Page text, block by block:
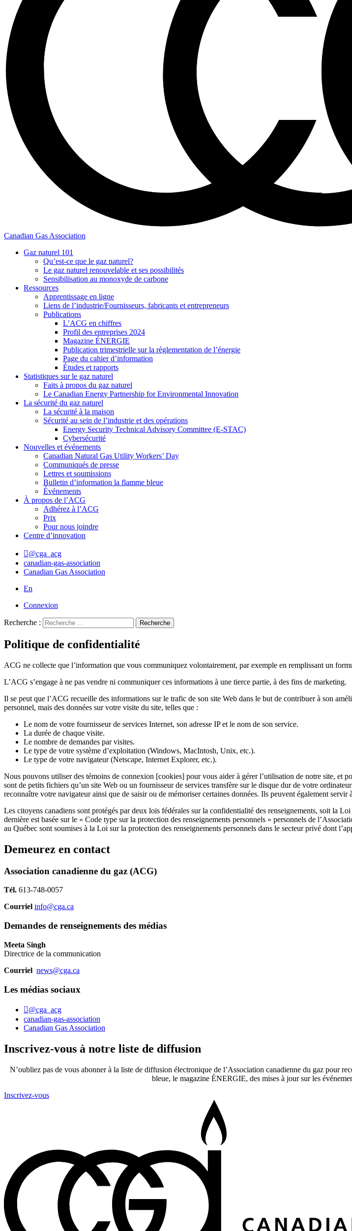
Canadian Gas Association
Gaz naturel 101
Qu’est-ce que le gaz naturel?
Le gaz naturel renouvelable et ses possibilités
Sensibilisation au monoxyde de carbone
Ressources
Apprentissage en ligne
Liens de l’industrie/Fournisseurs, fabricants et entrepreneurs
Publications
L’ACG en chiffres
Profil des entreprises 2024
Magazine ÉNERGIE
Publication trimestrielle sur la règlementation de l’énergie
Page du cahier d’information
Études et rapports
Statistiques sur le gaz naturel
Faits à propos du gaz naturel
Le Canadian Energy Partnership for Environmental Innovation
La sécurité du gaz naturel
La sécurité à la maison
Sécurité au sein de l’industrie et des opérations
Energy Security Technical Advisory Committee (E-STAC)
Cybersécurité
Nouvelles et événements
Canadian Natural Gas Utility Workers’ Day
Communiqués de presse
Lettres et soumissions
Bulletin d’information la flamme bleue
Événements
À propos de l’ACG
Adhérez à l’ACG
Prix
Pour nous joindre
Centre d’innovation
@cga_acg
canadian-gas-association
Canadian Gas Association
En
Connexion
Recherche : Recherche
Politique de confidentialité
ACG ne collecte que l’information que vous communiquez volontairement, par exemple en remplissant un
L’ACG s’engage à ne pas vendre ni communiquer ces informations à une tierce partie, à des fins de marketing.
Il se peut que l’ACG recueille des informations sur le trafic de son site Web dans le but de contribuer à son
personnel, mais des données sur votre visite du site, telles que :
Le nom de votre fournisseur de services Internet, son adresse IP et le nom de son service.
La durée de chaque visite.
Le nombre de demandes par visites.
Le type de votre système d’exploitation (Windows, MacIntosh, Unix, etc.).
Le type de votre navigateur (Netscape, Internet Explorer, etc.).
Nous pouvons utiliser des témoins de connexion [cookies] pour vous aider à gérer l’utilisation de notre site, et
sont de petits fichiers qu’un site Web ou un fournisseur de services transfère sur le disque dur de votre
reconnaître votre navigateur ainsi que de saisir ou de mémoriser certaines données. Ils peuvent également
Les citoyens canadiens sont protégés par deux lois fédérales sur la confidentialité des renseignements, soit la
dernière est basée sur le « Code type sur la protection des renseignements personnels » personnels de
au Québec sont soumises à la Loi sur la protection des renseignements personnels dans le secteur privé dont
Demeurez en contact
Association canadienne du gaz (ACG)
Tél. 613-748-0057
Courriel info@cga.ca
Demandes de renseignements des médias
Meeta Singh
Directrice de la communication
Courriel news@cga.ca
Les médias sociaux
@cga_acg
canadian-gas-association
Canadian Gas Association
Inscrivez-vous à notre liste de diffusion
N’oubliez pas de vous abonner à la liste de diffusion électronique de l’Association canadienne du gaz pour
bleue, le magazine ÉNERGIE, des mises à jour sur les
Inscrivez-vous